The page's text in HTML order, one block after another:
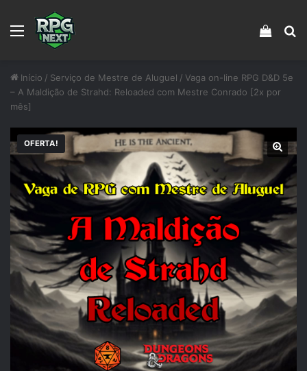
Menu Veja
Início / Serviço de Mestre de Aluguel / Vaga on-line RPG D&D 5e
– A Maldição de Strahd: Reloaded com Mestre Conrado [2x por
mês]
OFERTA!